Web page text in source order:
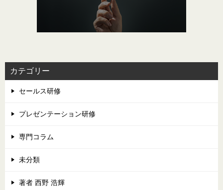
カテゴリー
セールス研修
プレゼンテーション研修
専門コラム
未分類
著者 西野 浩輝